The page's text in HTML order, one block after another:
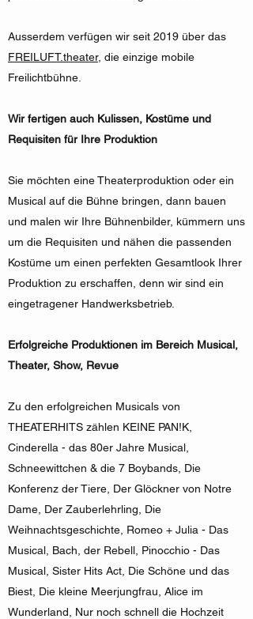
Ausserdem verfügen wir seit 2019 über das
FREILUFT.theater, die einzige mobile
Freilichtbühne.
Wir fertigen auch Kulissen, Kostüme und
Requisiten für Ihre Produktion
Sie möchten eine Theaterproduktion oder ein
Musical auf die Bühne bringen, dann bauen
und malen wir Ihre Bühnenbilder, kümmern uns
um die Requisiten und nähen die passenden
Kostüme um einen perfekten Gesamtlook Ihrer
Produktion zu erschaffen, denn wir sind ein
eingetragener Handwerksbetrieb.
Erfolgreiche Produktionen im Bereich Musical,
Theater, Show, Revue
Zu den erfolgreichen Musicals von
THEATERHITS zählen KEINE PAN!K,
Cinderella - das 80er Jahre Musical,
Schneewittchen & die 7 Boybands, Die
Konferenz der Tiere, Der Glöckner von Notre
Dame, Der Zauberlehrling, Die
Weihnachtsgeschichte, Romeo + Julia - Das
Musical, Bach, der Rebell, Pinocchio - Das
Musical, Sister Hits Act, Die Schöne und das
Biest, Die kleine Meerjungfrau, Alice im
Wunderland, Nur noch schnell die Hochzeit